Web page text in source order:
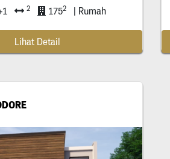
2 1752 | Rumah
Lihat Detail